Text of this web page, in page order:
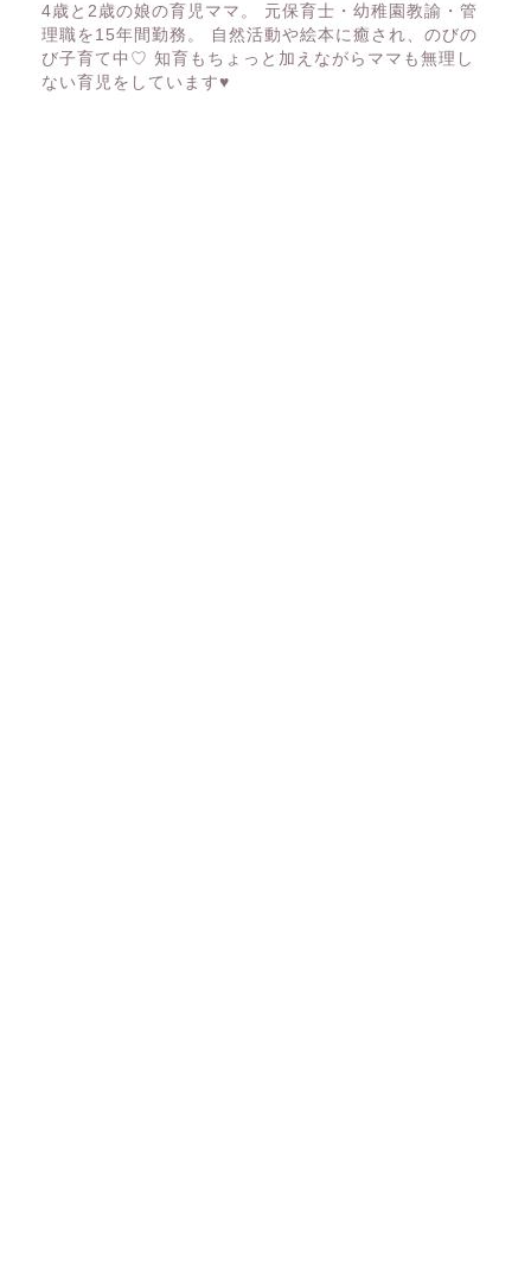
4歳と2歳の娘の育児ママ。 元保育士・幼稚園教諭・管
理職を15年間勤務。 自然活動や絵本に癒され、のびの
び子育て中♡ 知育もちょっと加えながらママも無理し
ない育児をしています♥